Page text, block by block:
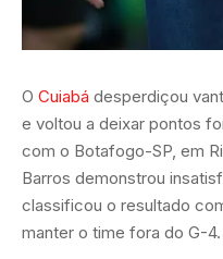
O Cuiabá desperdiçou
e voltou a deixar pontos
com o Botafogo-SP, em
Barros demonstrou
classificou o resultado
manter o time fora do G-4.